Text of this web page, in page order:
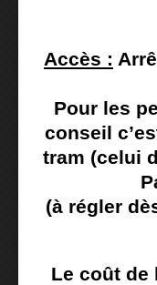
Accès :
Pour les
conseil
tram (celui
(à régler
Le coût de